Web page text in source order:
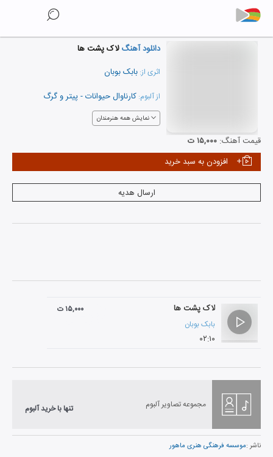
دانلود آهنگلاک پشت ها
اثری از: بابک بوبان
از آلبوم: کارناوال حیوانات - پیتر و گرگ
نمایش همه هنرمندان
قیمت آهنگ: ۱۵,۰۰۰ ت
افزودن به سبد خرید
ارسال هدیه
لاک پشت ها
بابک بوبان
۰۲:۱۰
۱۵,۰۰۰ ت
مجموعه تصاویر آلبوم تنها با خرید آلبوم
ناشر :موسسه فرهنگی هنری ماهور